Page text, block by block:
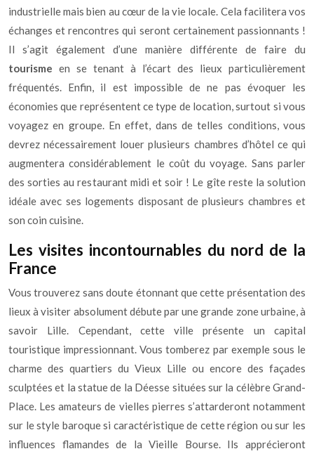
industrielle mais bien au cœur de la vie locale. Cela facilitera vos
échanges et rencontres qui seront certainement passionnants !
Il s’agit également d’une manière différente de faire du
tourisme en se tenant à l’écart des lieux particulièrement
fréquentés. Enfin, il est impossible de ne pas évoquer les
économies que représentent ce type de location, surtout si vous
voyagez en groupe. En effet, dans de telles conditions, vous
devrez nécessairement louer plusieurs chambres d’hôtel ce qui
augmentera considérablement le coût du voyage. Sans parler
des sorties au restaurant midi et soir ! Le gîte reste la solution
idéale avec ses logements disposant de plusieurs chambres et
son coin cuisine.
Les visites incontournables du nord de la
France
Vous trouverez sans doute étonnant que cette présentation des
lieux à visiter absolument débute par une grande zone urbaine, à
savoir Lille. Cependant, cette ville présente un capital
touristique impressionnant. Vous tomberez par exemple sous le
charme des quartiers du Vieux Lille ou encore des façades
sculptées et la statue de la Déesse situées sur la célèbre Grand-
Place. Les amateurs de vielles pierres s’attarderont notamment
sur le style baroque si caractéristique de cette région ou sur les
influences flamandes de la Vieille Bourse. Ils apprécieront